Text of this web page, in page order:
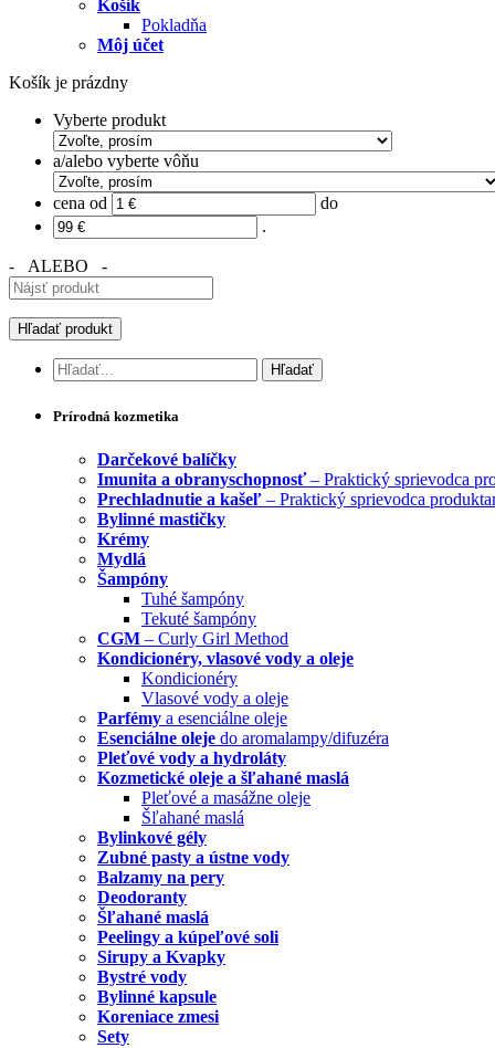
Košík
Pokladňa
Môj účet
Košík je prázdny
Vyberte produkt
a/alebo vyberte vôňu
cena od
do
.
- ALEBO -
Prírodná kozmetika
Darčekové balíčky
Imunita a obranyschopnosť– Praktický sprievodca
Prechladnutie a kašeľ – Praktický sprievodca
Bylinné mastičky
Krémy
Mydlá
Šampóny
Tuhé šampóny
Tekuté šampóny
CGM – Curly Girl Method
Kondicionéry, vlasové vody a oleje
Kondicionéry
Vlasové vody a oleje
Parfémy a esenciálne oleje
Esenciálne oleje do aromalampy/difuzéra
Pleťové vody a hydroláty
Kozmetické oleje a šľahané maslá
Pleťové a masážne oleje
Šľahané maslá
Bylinkové gély
Zubné pasty a ústne vody
Balzamy na pery
Deodoranty
Šľahané maslá
Peelingy a kúpeľové soli
Sirupy a Kvapky
Bystré vody
Bylinné kapsule
Koreniace zmesi
Sety